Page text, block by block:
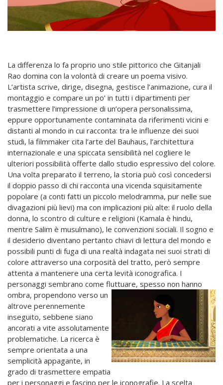
La differenza lo fa proprio uno stile pittorico che Gitanjali
Rao domina con la volontà di creare un poema visivo.
L’artista scrive, dirige, disegna, gestisce l’animazione, cura il
montaggio e compare un po’ in tutti i dipartimenti per
trasmettere l’impressione di un’opera personalissima,
eppure opportunamente contaminata da riferimenti vicini e
distanti al mondo in cui racconta: tra le influenze dei suoi
studi, la filmmaker cita l’arte del Bauhaus, l’architettura
internazionale e una spiccata sensibilità nel cogliere le
ulteriori possibilità offerte dallo studio espressivo del colore.
Una volta preparato il terreno, la storia può così concedersi
il doppio passo di chi racconta una vicenda squisitamente
popolare (a conti fatti un piccolo melodramma, pur nelle sue
divagazioni più lievi) ma con implicazioni più alte: il ruolo della
donna, lo scontro di culture e religioni (Kamala è hindu,
mentre Salim è musulmano), le convenzioni sociali. Il sogno e
il desiderio diventano pertanto chiavi di lettura del mondo e
possibili punti di fuga di una realtà indagata nei suoi strati di
colore attraverso una corposità del tratto, però sempre
attenta a mantenere una certa levità iconografica. I
personaggi sembrano come fluttuare, spesso non hanno
ombra, propendono verso un
altrove perennemente
inseguito, sebbene siano
ancorati a vite assolutamente
problematiche. La ricerca è
sempre orientata a una
semplicità appagante, in
grado di trasmettere empatia
per i personaggi e fascino per le iconografie. La scelta